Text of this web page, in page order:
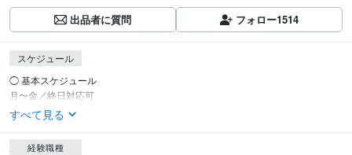
出品者に質問 フォロー1514
スケジュール
◯ 基本スケジュール
月〜金／終日対応可
すべて見る
経験職種